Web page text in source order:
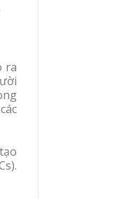
ra